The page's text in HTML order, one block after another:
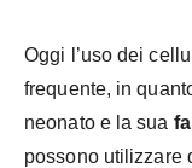
Oggi l’uso dei
frequente, in
neonato e la sua
possono utilizzare